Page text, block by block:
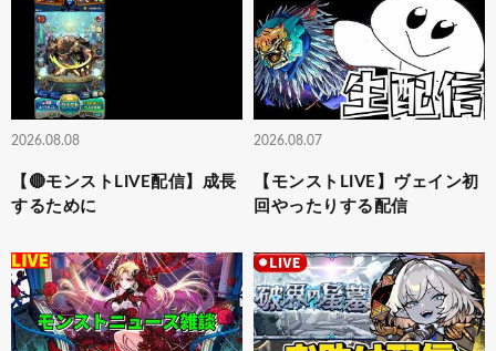
2026.08.08
【🔴モンストLIVE配信】成長
するために
2026.08.07
【モンストLIVE】ヴェイン初
回やったりする配信